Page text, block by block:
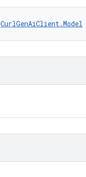
CurlGenAiClient.Model